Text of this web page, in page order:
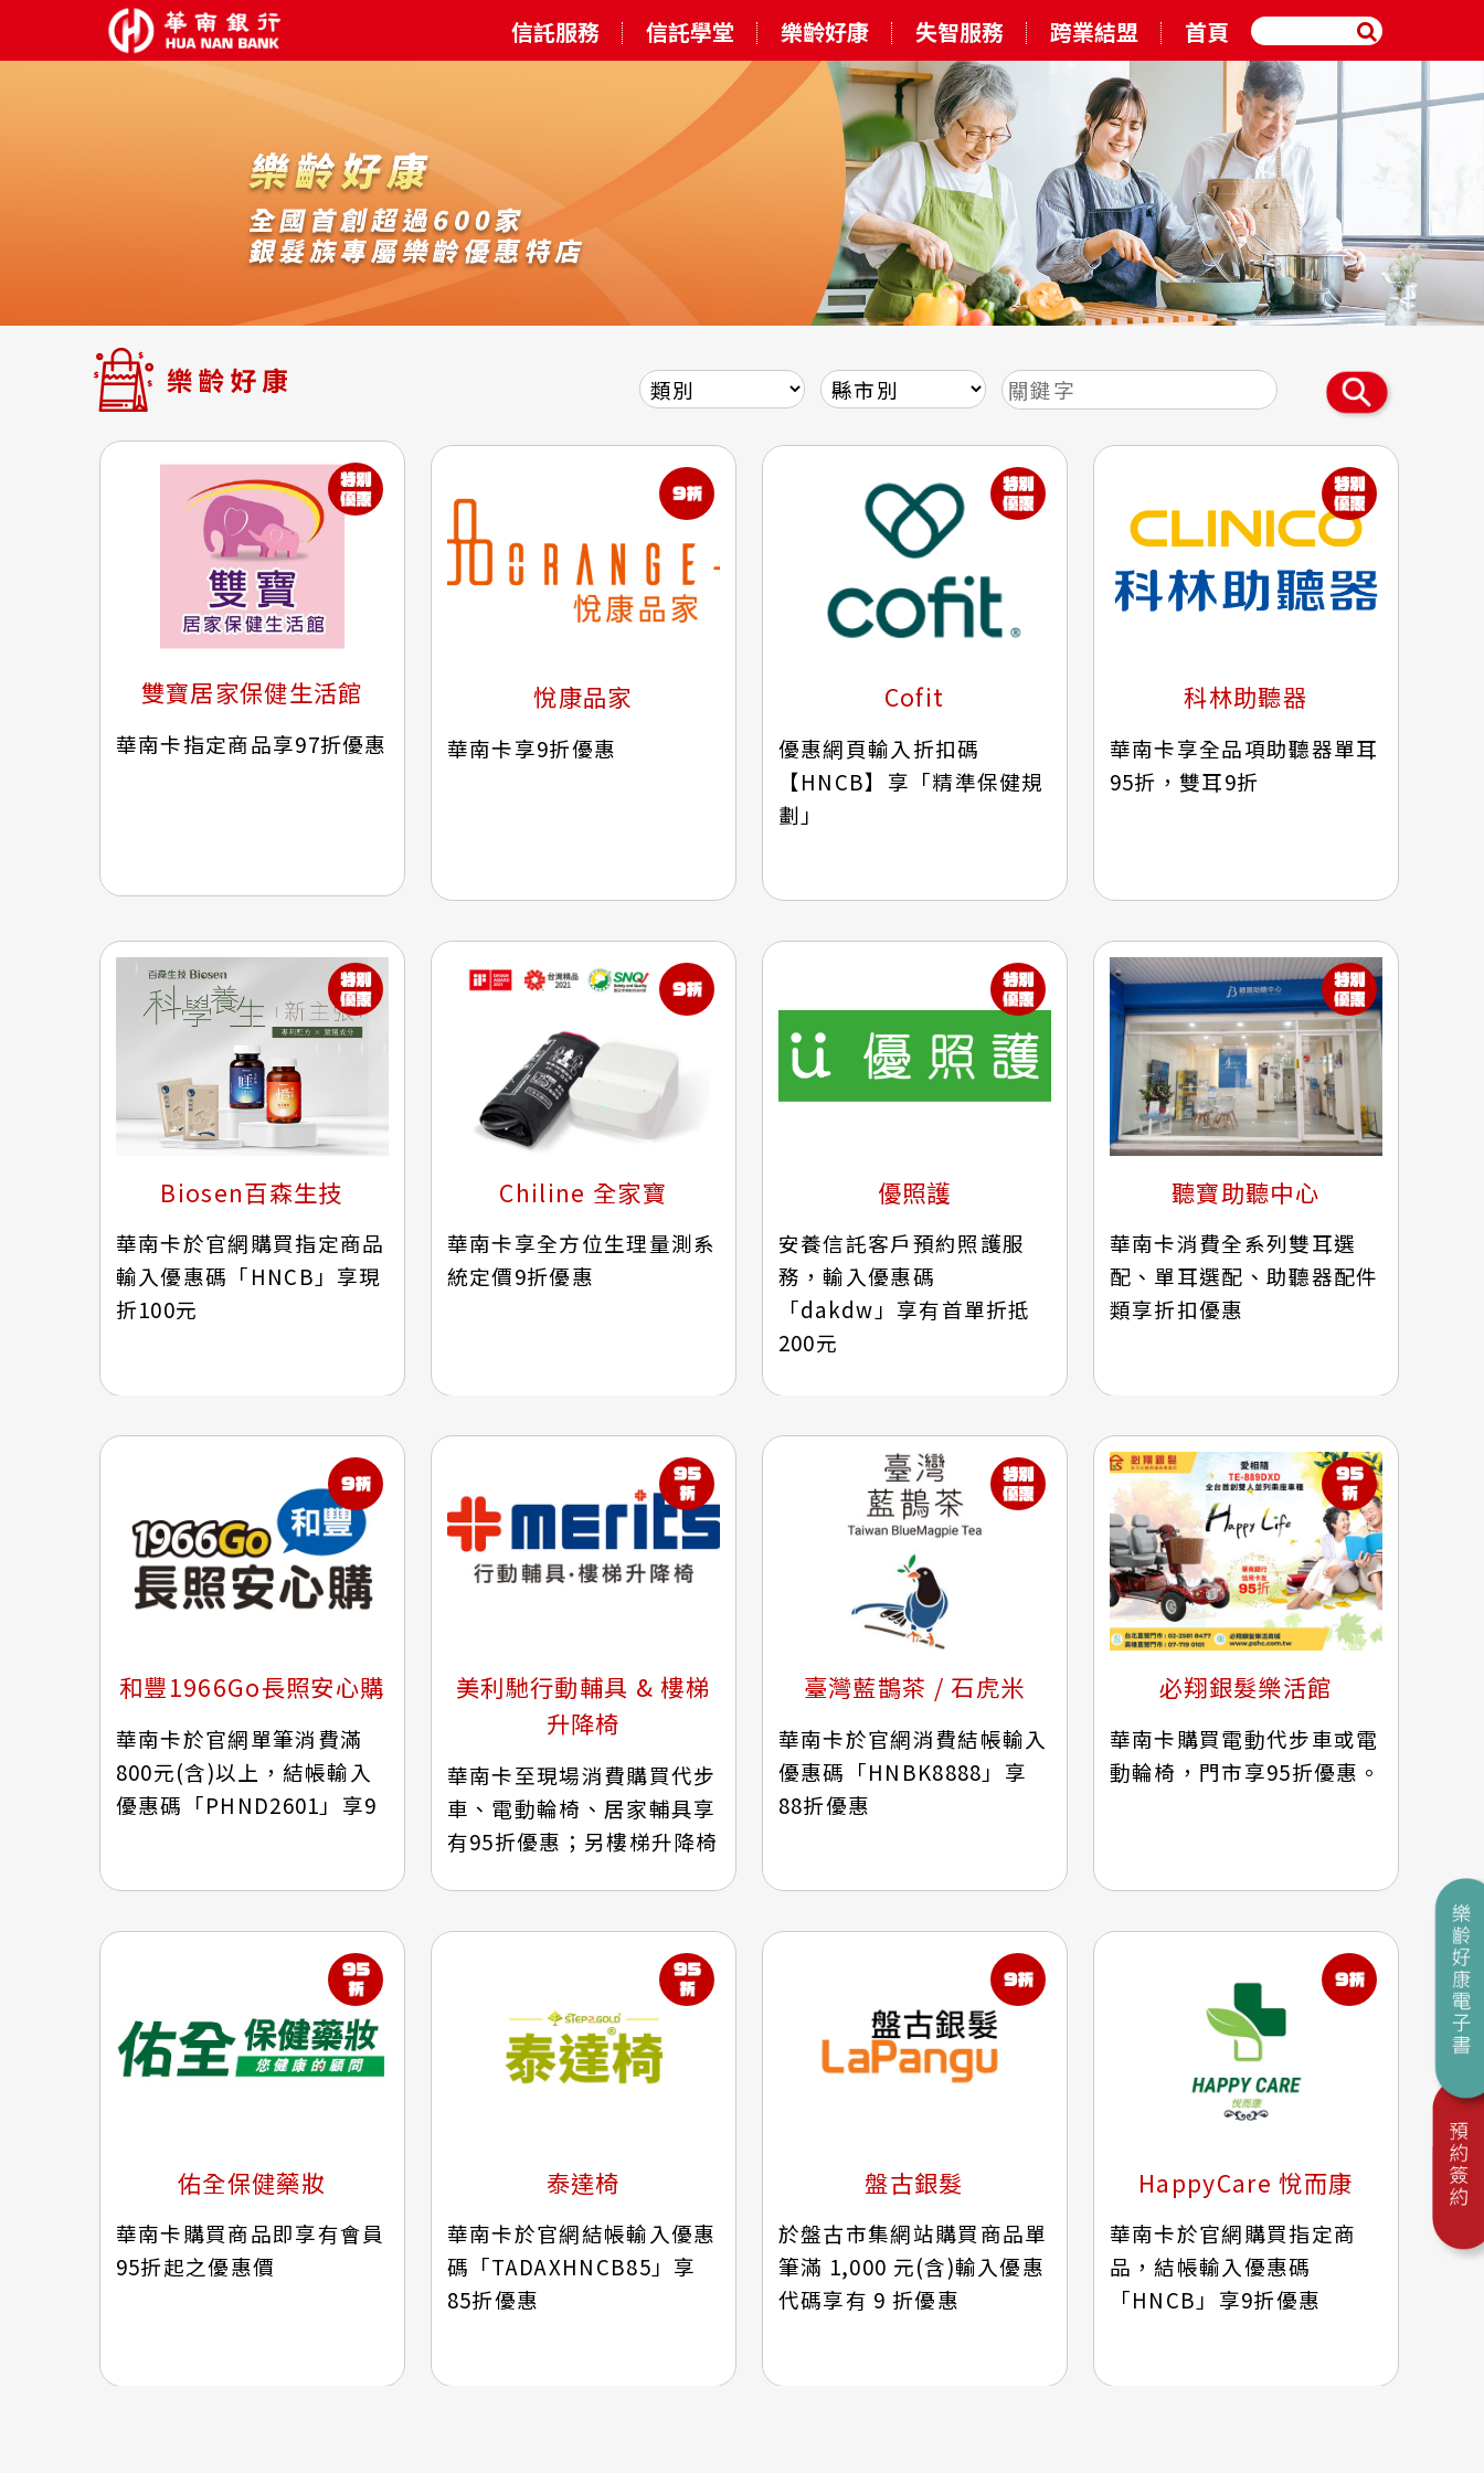
信託服務 信託學堂 樂齡好康 失智服務 跨業結盟 首頁
雙寶居家保健生活館
華南卡指定商品享97折優惠
悅康品家
華南卡享9折優惠
Cofit
優惠網頁輸入折扣碼
【HNCB】享「精準保健規
劃」
科林助聽器
華南卡享全品項助聽器單耳
95折，雙耳9折
Biosen百森生技
華南卡於官網購買指定商品
輸入優惠碼「HNCB」享現
折100元
Chiline 全家寶
華南卡享全方位生理量測系
統定價9折優惠
優照護
安養信託客戶預約照護服
務，輸入優惠碼
「dakdw」享有首單折抵
200元
聽寶助聽中心
華南卡消費全系列雙耳選
配、單耳選配、助聽器配件
類享折扣優惠
和豐1966Go長照安心購
華南卡於官網單筆消費滿
800元(含)以上，結帳輸入
優惠碼「PHND2601」享9
美利馳行動輔具 & 樓梯
升降椅
華南卡至現場消費購買代步
車、電動輪椅、居家輔具享
有95折優惠；另樓梯升降椅
臺灣藍鵲茶 / 石虎米
華南卡於官網消費結帳輸入
優惠碼「HNBK8888」享
88折優惠
必翔銀髮樂活館
華南卡購買電動代步車或電
動輪椅，門市享95折優惠。
佑全保健藥妝
華南卡購買商品即享有會員
95折起之優惠價
泰達椅
華南卡於官網結帳輸入優惠
碼「TADAXHNCB85」享
85折優惠
盤古銀髮
於盤古市集網站購買商品單
筆滿 1,000 元(含)輸入優惠
代碼享有 9 折優惠
HappyCare 悅而康
華南卡於官網購買指定商
品，結帳輸入優惠碼
「HNCB」享9折優惠